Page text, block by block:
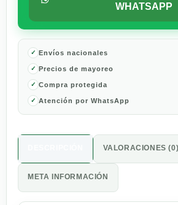
WHATSAPP
Envíos nacionales
Precios de mayoreo
Compra protegida
Atención por WhatsApp
VALORACIONES (0)
META INFORMACIÓN